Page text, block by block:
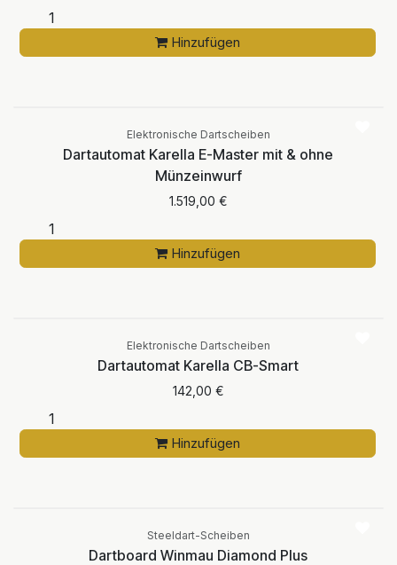
Hinzufügen
Elektronische Dartscheiben
Dartautomat Karella E-Master mit & ohne
Münzeinwurf
1.519,00 €
Hinzufügen
Elektronische Dartscheiben
Dartautomat Karella CB-Smart
142,00 €
Hinzufügen
Steeldart-Scheiben
Dartboard Winmau Diamond Plus